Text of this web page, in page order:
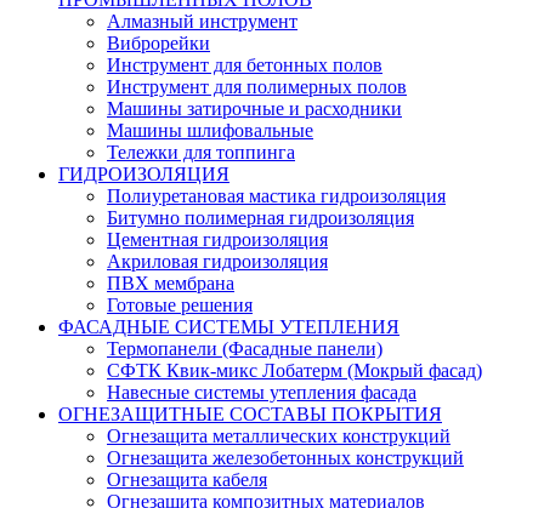
Алмазный инструмент
Виброрейки
Инструмент для бетонных полов
Инструмент для полимерных полов
Машины затирочные и расходники
Машины шлифовальные
Тележки для топпинга
ГИДРОИЗОЛЯЦИЯ
Полиуретановая мастика гидроизоляция
Битумно полимерная гидроизоляция
Цементная гидроизоляция
Акриловая гидроизоляция
ПВХ мембрана
Готовые решения
ФАСАДНЫЕ СИСТЕМЫ УТЕПЛЕНИЯ
Термопанели (Фасадные панели)
СФТК Квик-микс Лобатерм (Мокрый фасад)
Навесные системы утепления фасада
ОГНЕЗАЩИТНЫЕ СОСТАВЫ ПОКРЫТИЯ
Огнезащита металлических конструкций
Огнезащита железобетонных конструкций
Огнезащита кабеля
Огнезащита композитных материалов